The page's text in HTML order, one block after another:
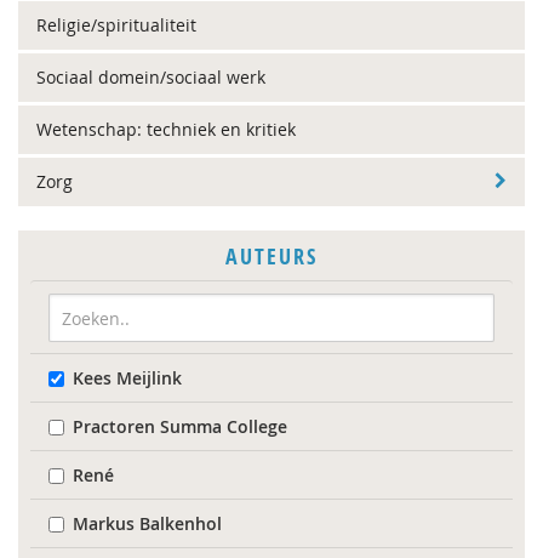
Religie/spiritualiteit
Sociaal domein/sociaal werk
Wetenschap: techniek en kritiek
Zorg
AUTEURS
Kees Meijlink
Practoren Summa College
René
Markus Balkenhol